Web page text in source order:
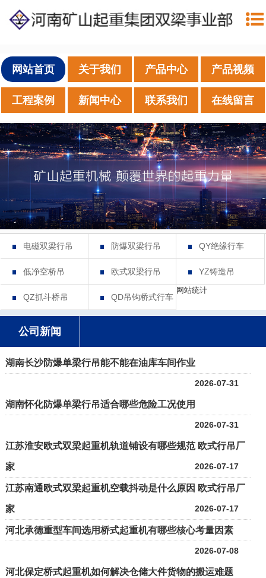
网站首页 关于我们 产品中心 产品视频
工程案例 新闻中心 联系我们 在线留言
电磁双梁行吊 防爆双梁行吊 QY绝缘行车
低净空桥吊 欧式双梁行吊 YZ铸造吊
QZ抓斗桥吊 QD吊钩桥式行车
公司新闻
湖南长沙防爆单梁行吊能不能在油库车间作业
2026-07-31
湖南怀化防爆单梁行吊适合哪些危险工况使用
2026-07-31
江苏淮安欧式双梁起重机轨道铺设有哪些规范 欧式行吊厂
家 2026-07-17
江苏南通欧式双梁起重机空载抖动是什么原因 欧式行吊厂
家 2026-07-17
河北承德重型车间选用桥式起重机有哪些核心考量因素
2026-07-08
河北保定桥式起重机如何解决仓储大件货物的搬运难题
网站统计